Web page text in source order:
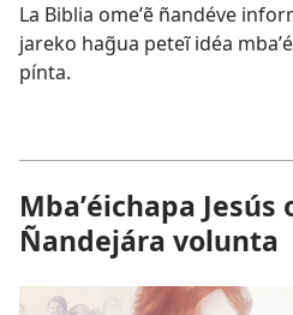
La Biblia omeʼẽ ñandéve
jareko hag̃ua peteĩ idéa
pínta.
Mbaʼéichapa
Ñandejára volunta